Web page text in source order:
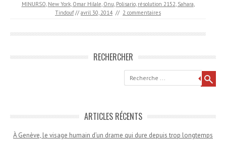
MINURSO, New York, Omar Hilale, Onu, Polisario, résolution 2152, Sahara,
Tindouf // avril 30, 2014 // 2 commentaires
RECHERCHER
Recherche
ARTICLES RÉCENTS
À Genève, le visage humain d’un drame qui dure depuis trop longtemps